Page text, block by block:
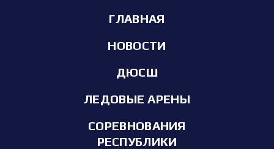
ГЛАВНАЯ
НОВОСТИ
ДЮСШ
ЛЕДОВЫЕ АРЕНЫ
СОРЕВНОВАНИЯ
РЕСПУБЛИКИ